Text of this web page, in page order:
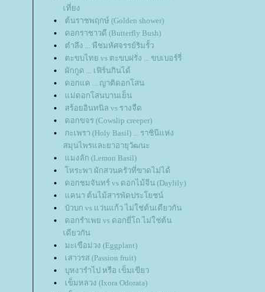
เที่ยง
ต้นราชพฤกษ์ (Golden shower)
ดอกราชาวดี (Butterfly Bush)
ตำลึง ... พืชมหัศจรรย์ริมรั้ว
ตะขบไทย vs ตะขบฝรั่ง ... ขบเบอร์รี่
ผักกูด ... เฟิร์นกินได้
ดอกแค ... ญาติดอกโสน
ม่ดอกโสนบานเย็น
สร้อยอินทนิล vs รางจืด
ดอกขจร (Cowslip creeper)
กะเพรา (Holy Basil) ... ราชินีแห่ง
สมุนไพรและยาอายุวัฒนะ
มงลัก (Lemon Basil)
หระพา ผักสวนครัวที่ขาดไม่ได้
ดอกชมจันทร์ vs ดอกไม้จีน (Daylily)
คนา ต้นไม้สารพัดประโยชน์
บัวบก vs แว่นแก้ว ไม่ใช่ต้นเดียวกัน
ดอกรำเพย vs ดอกยี่โถ ไม่ใช่ต้น
เดียวกัน
มะเขือม่วง (Eggplant)
เสาวรส (Passion fruit)
บุหงารำไป หรือ เข็มเขียว
เข็มหลวง (Ixora Odorata)